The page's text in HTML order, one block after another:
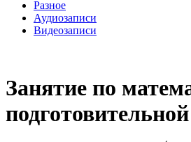
Разное
Аудиозаписи
Видеозаписи
Занятие по